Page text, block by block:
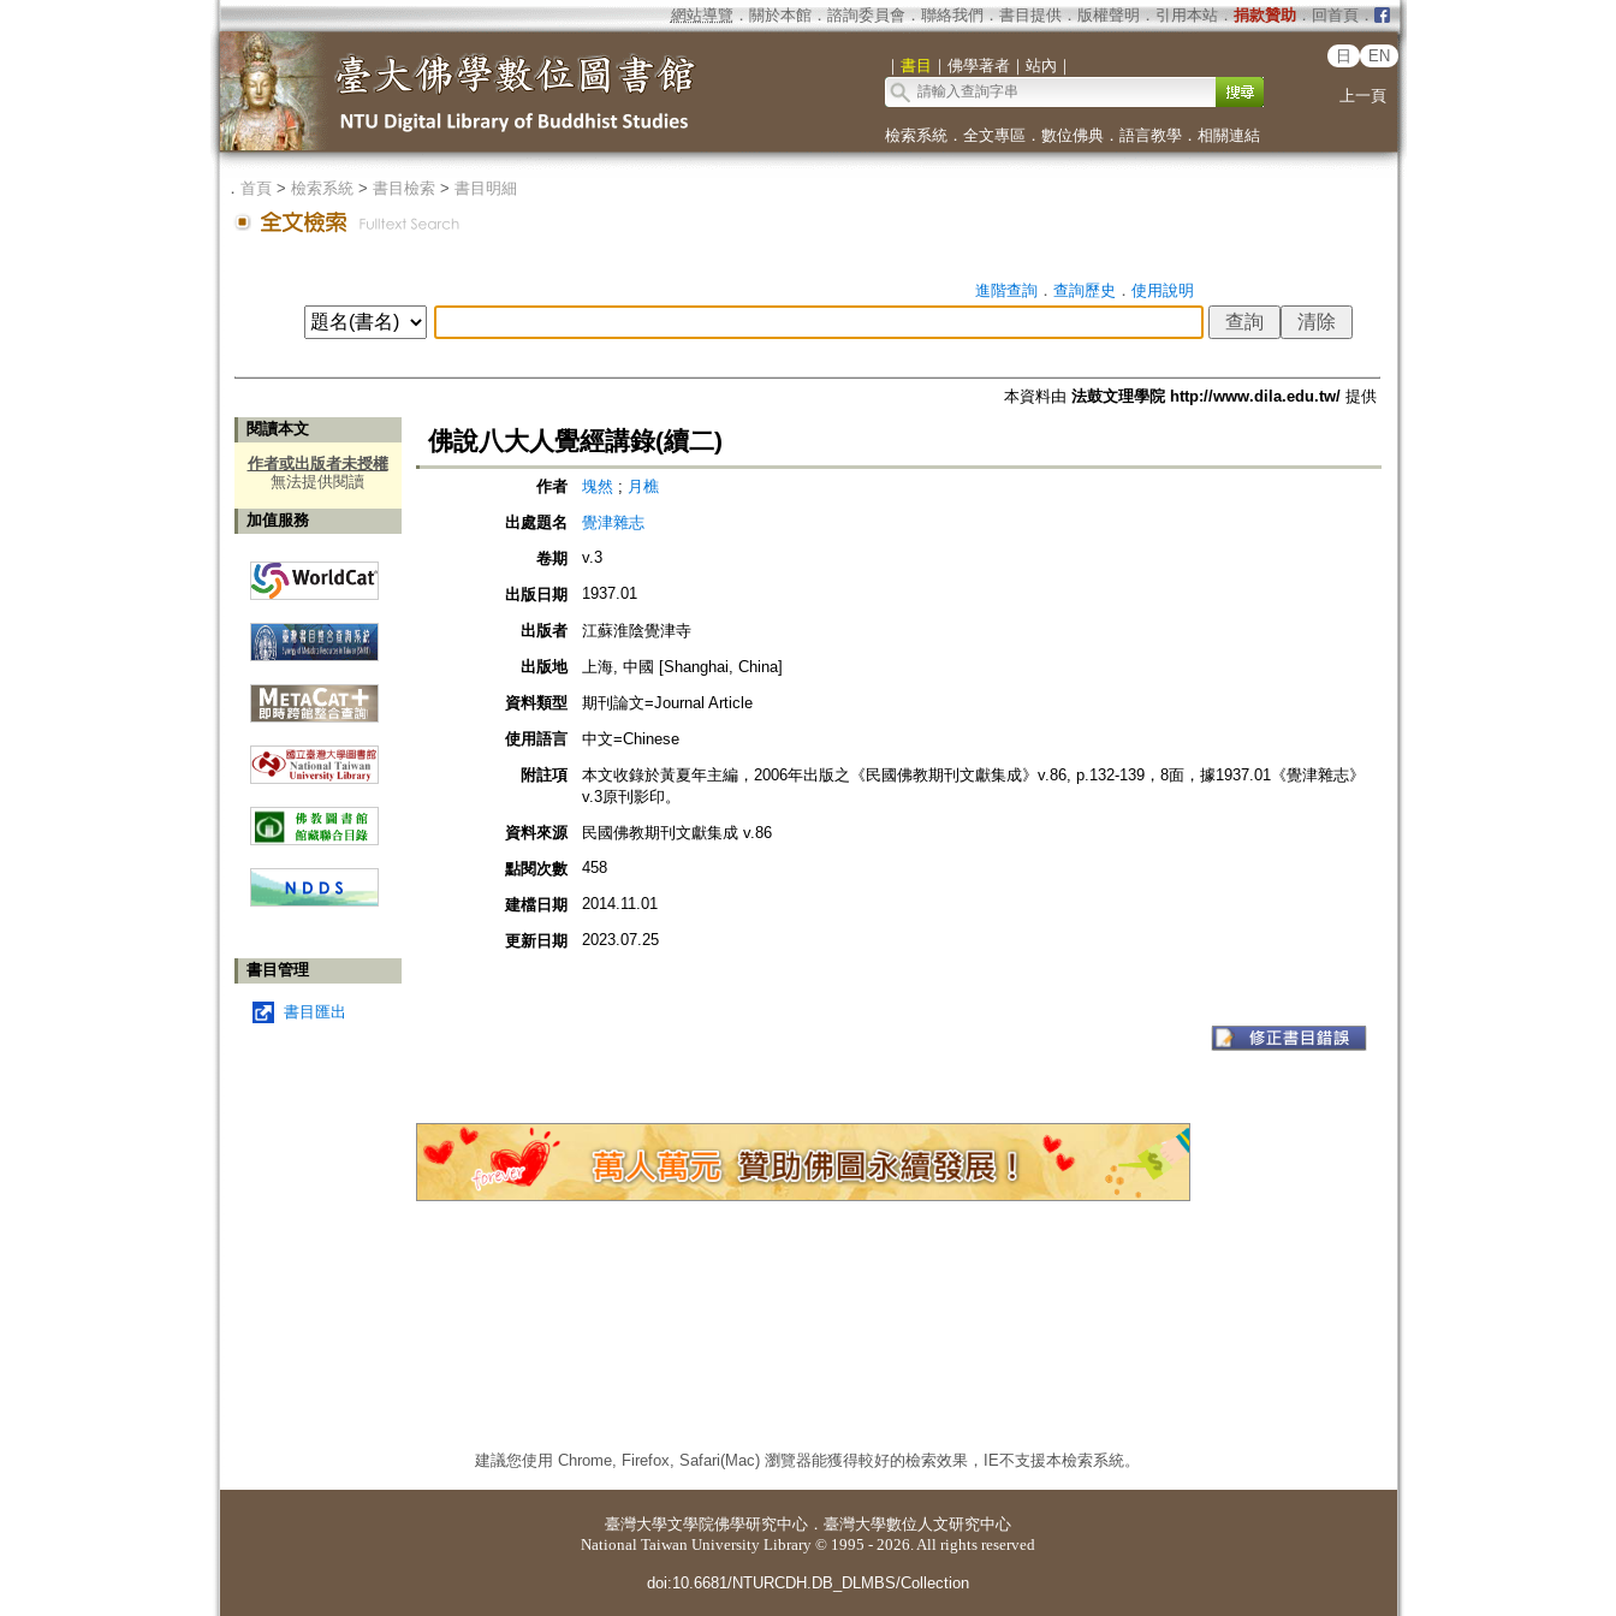
網站導覽 ． 關於本館． 諮詢委員會． 聯絡我們 ． 書目提供． 版權聲明 ． 引用本站． 捐款贊助．回首頁．
｜ 書目 ｜ 佛學著者｜ 站內 ｜
日 EN
上一頁
檢索系統． 全文專區 ． 數位佛典． 語言教學． 相關連結
． 首頁> 檢索系統> 書目檢索> 書目明細
進階查詢． 查詢歷史 ． 使用說明
本資料由 法鼓文理學院 http://www.dila.edu.tw/提供
閱讀本文
作者或出版者未授權
無法提供閱讀
加值服務
書目管理
書目匯出
佛說八大人覺經講錄(續二)
作者 塊然; 月樵
出處題名
覺津雜志
卷期
v.3
出版日期 1937.01
出版者
江蘇淮陰覺津寺
出版地
上海, 中國 [Shanghai, China]
資料類型
期刊論文=Journal Article
使用語言
中文=Chinese
附註項
本文收錄於黃夏年主編，2006年出版之《民國佛教期刊文獻集成》v.86, p.132-139，8面，據1937.01《覺津雜志》
v.3原刊影印。
資料來源
民國佛教期刊文獻集成 v.86
點閱次數
458
建檔日期 2014.11.01
更新日期 2023.07.25
建議您使用 Chrome, Firefox, Safari(Mac) 瀏覽器能獲得較好的檢索效果，IE不支援本檢索系統。
臺灣大學文學院佛學研究中心 ． 臺灣大學數位人文研究中心
National Taiwan University Library © 1995 - 2026. All rights reserved
doi:10.6681/NTURCDH.DB_DLMBS/Collection